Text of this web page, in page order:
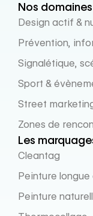
Nos
Design actif &
Prévention,
Signalétique,
Sport &
Street
Zones de
Les
Cleantag
Peinture longue
Peinture